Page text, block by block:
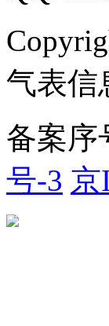
气表信
备案序
号-3 京